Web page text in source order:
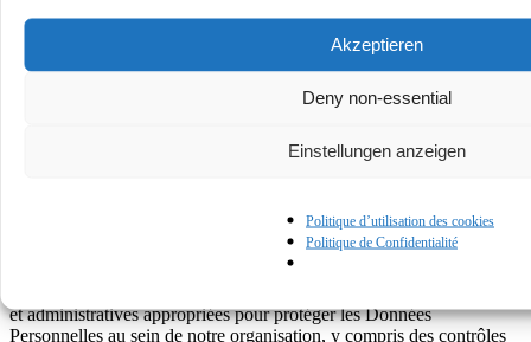
Akzeptieren
Deny non-essential
Einstellungen anzeigen
Politique d’utilisation des cookies
Politique de Confidentialité
Dans certains cas, nous pouvons combiner d’Autres Informations
avec des Données Personnelles (comme par exemple combiner votre
permet de vous identifier, nous traiterons les informations combinées
sécurise-t-il mes Données
et administratives appropriées pour protéger les Données
Personnelles au sein de notre organisation, y compris des contrôles